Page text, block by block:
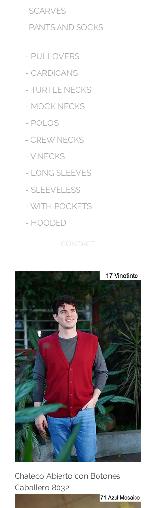
SCARVES
PANTS AND SOCKS
- PULLOVERS
- CARDIGANS
- TURTLE NECKS
- MOCK NECKS
- POLOS
- CREW NECKS
- V NECKS
- LONG SLEEVES
- SLEEVELESS
- WITH POCKETS
- HOODED
CONTACT
Chaleco Abierto con Botones
Caballero 8032